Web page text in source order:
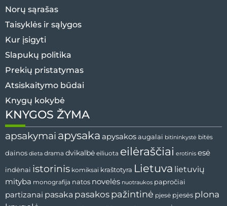
Norų sąrašas
Taisyklės ir sąlygos
Kur įsigyti
Slapukų politika
Prekių pristatymas
Atsiskaitymo būdai
Knygų kokybė
KNYGOS ŽYMA
apsakymai apysaka apysakos augalai bitininkystė bitės
dainos dieta drama dvikalbė eiliuota eilėraščiai erotinis esė
indėnai istorinis komiksai kraštotyra Lietuva lietuvių
mityba monografija natos novelės nuotraukos papročiai
partizanai pasaka pasakos pažintinė pjesė pjesės plona